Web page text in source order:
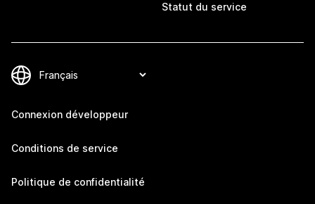
Statut du service
Connexion développeur
Conditions de service
Politique de confidentialité